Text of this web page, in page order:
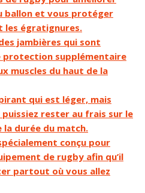
ballon et vous protéger
les égratignures.
jambières qui sont
protection supplémentaire
muscles du haut de la
qui est léger, mais
rester au frais sur le
durée du match.
conçu pour
de rugby afin qu’il
partout où vous allez